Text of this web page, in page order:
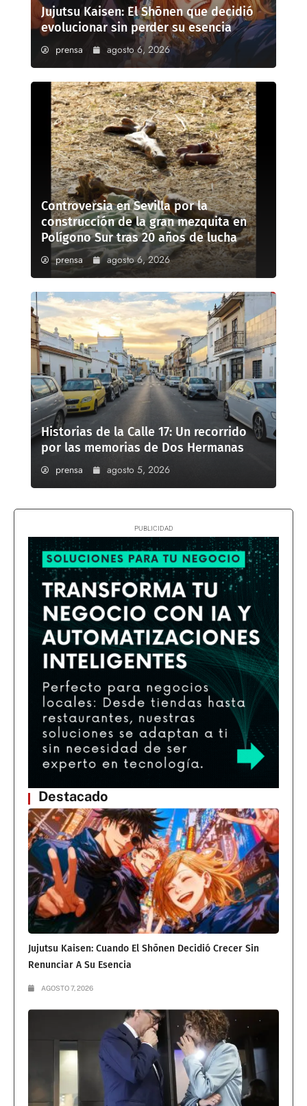
Jujutsu Kaisen: El Shōnen que decidió
evolucionar sin perder su esencia
prensa agosto 6, 2026
Controversia en Sevilla por la
construcción de la gran mezquita en
Polígono Sur tras 20 años de lucha
prensa agosto 6, 2026
Historias de la Calle 17: Un recorrido
por las memorias de Dos Hermanas
prensa agosto 5, 2026
Destacado
Jujutsu Kaisen: Cuando El Shōnen Decidió Crecer Sin
Renunciar A Su Esencia
AGOSTO 7, 2026